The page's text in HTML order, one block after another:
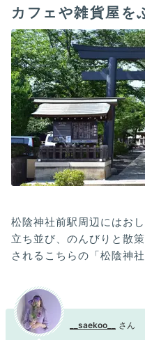
カフェや雑貨屋を
松陰神社前駅周辺にはお
立ち並び、のんびりと散
されるこちらの「松陰神
__saekoo__